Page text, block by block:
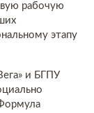
рабочую
этапу
и БГПУ